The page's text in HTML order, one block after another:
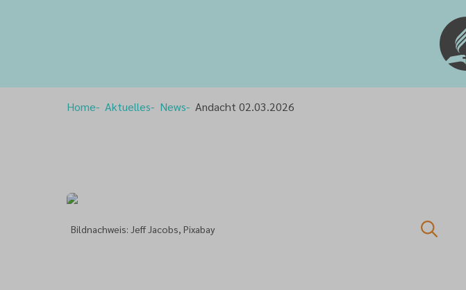
Home Aktuelles News Andacht 02.03.2026
Bildnachweis: Jeff Jacobs, Pixabay